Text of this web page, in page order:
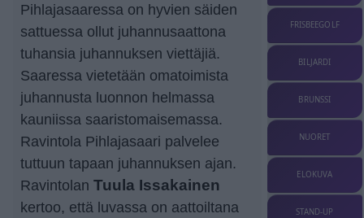
Pihlajasaaressa on hyvien säiden
sattuessa ollut juhannusaattona
tuhansia juhannuksen viettäjiä.
Saaressa vietetään omatoimista
juhannusta luonnon helmassa
kauniissa saaristomaisemassa.
Ravintola Pihlajasaari palvelee
tuttuun tapaan juhannuksen ajan.
Ravintolan Tuula Issakainen
kertoo, että luvassa on aattoiltana
FRISBEEGOLF
BILJARDI
BRUNSSI
NUORET
ELOKUVA
STAND-UP